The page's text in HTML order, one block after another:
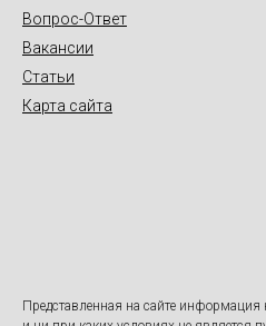
Вопрос-Ответ
Вакансии
Статьи
Карта сайта
Представленная на сайте информация